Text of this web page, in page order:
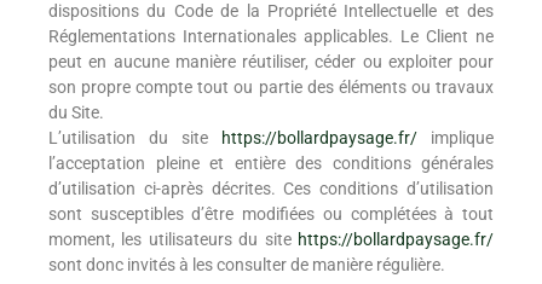
dispositions du Code de la Propriété Intellectuelle et des
Réglementations Internationales applicables. Le Client ne
peut en aucune manière réutiliser, céder ou exploiter pour
son propre compte tout ou partie des éléments ou travaux
du Site.
L’utilisation du site
https://bollardpaysage.fr/ implique
l’acceptation pleine et entière des conditions générales
d’utilisation ci-après décrites. Ces conditions d’utilisation
sont susceptibles d’être modifiées ou complétées à tout
moment, les utilisateurs du site https://bollardpaysage.fr/
sont donc invités à les consulter de manière régulière.